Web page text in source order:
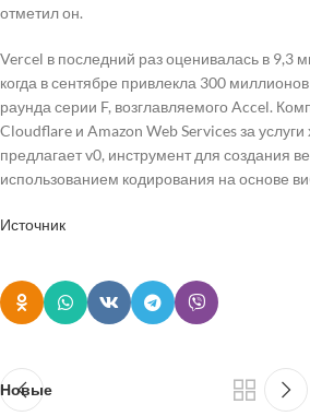
отметил он.
Vercel в последний раз оценивалась в 9,3
когда в сентябре привлекла 300
раунда серии F, возглавляемого Accel.
Cloudflare и Amazon Web Services за услуги
предлагает v0, инструмент для создания
использованием кодирования на основе
Источник
Новые